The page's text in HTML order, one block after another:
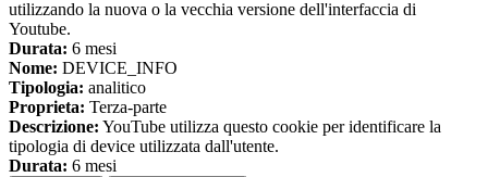
utilizzando la nuova o la vecchia versione dell'interfaccia di
Youtube.
Durata: 6 mesi
Nome: DEVICE_INFO
Tipologia: analitico
Proprieta: Terza-parte
Descrizione: YouTube utilizza questo cookie per identificare la
tipologia di device utilizzata dall'utente.
Durata: 6 mesi